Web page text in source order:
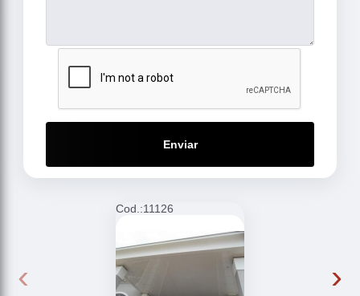
Enviar
Cod.:11126
‹ ›